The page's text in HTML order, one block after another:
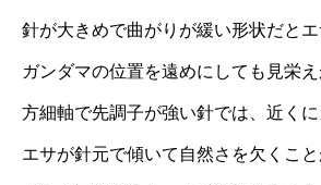
針が大きめで曲がりが緩い形状だとエ
ガンダマの位置を遠めにしても見栄
方細軸で先調子が強い針では、近く
エサが針元で傾いて自然さを欠くこ